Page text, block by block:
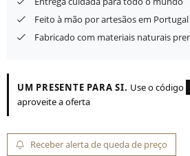
Feito à mão por artesãos em Portugal
Fabricado com materiais naturais
UM PRESENTE PARA SI. Use o código
aproveite a oferta
Receber alerta de queda de preço